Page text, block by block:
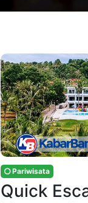
Pariwisata
Quick